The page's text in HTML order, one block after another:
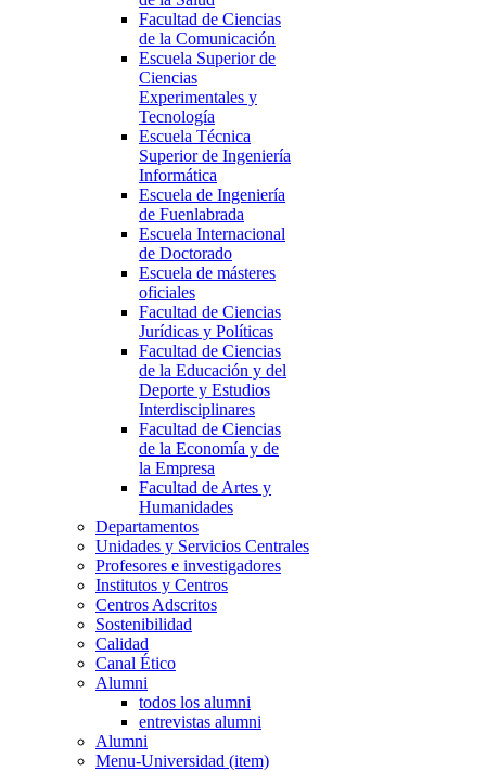
Facultad de Ciencias
de la Comunicación
Escuela Superior de
Ciencias
Experimentales y
Tecnología
Escuela Técnica
Superior de Ingeniería
Informática
Escuela de Ingeniería
de Fuenlabrada
Escuela Internacional
de Doctorado
Escuela de másteres
oficiales
Facultad de Ciencias
Jurídicas y Políticas
Facultad de Ciencias
de la Educación y del
Deporte y Estudios
Interdisciplinares
Facultad de Ciencias
de la Economía y de
la Empresa
Facultad de Artes y
Humanidades
Departamentos
Unidades y Servicios Centrales
Profesores e investigadores
Institutos y Centros
Centros Adscritos
Sostenibilidad
Calidad
Canal Ético
Alumni
todos los alumni
entrevistas alumni
Alumni
Menu-Universidad (item)